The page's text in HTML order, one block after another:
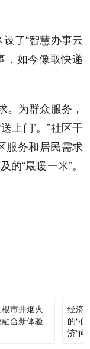
了“智慧办事云
，如今像取快递
。为群众服务，
上门’。”社区干
服务和居民需求
的“最暖一米”。
市井烟火
合新体验
经济
的“心
济“向